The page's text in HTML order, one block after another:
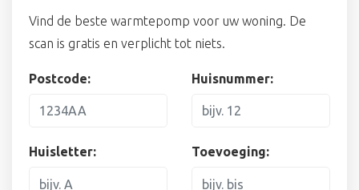
Vind de beste warmtepomp voor uw woning. De
scan is gratis en verplicht tot niets.
Postcode: Huisnummer:
Huisletter: Toevoeging: